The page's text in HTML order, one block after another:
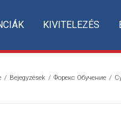
KIVITELEZÉS
/ Bejegyzések / Форекс Обучение /